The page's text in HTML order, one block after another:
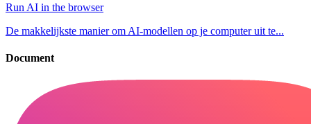
Run AI in the browser
De makkelijkste manier om AI-modellen op je computer uit te...
Document